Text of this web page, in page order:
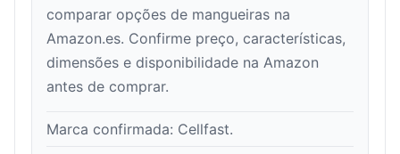
comparar opções de mangueiras na
Amazon.es. Confirme preço, características,
dimensões e disponibilidade na Amazon
antes de comprar.
Marca confirmada: Cellfast.